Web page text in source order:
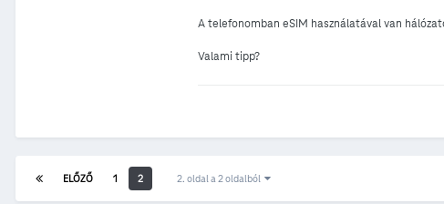
A telefonomban eSIM használatával van
Valami tipp?
ELŐZŐ 1 2 2. oldal a 2 oldalból